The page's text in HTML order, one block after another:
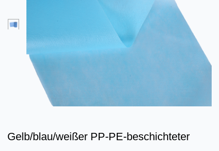
Gelb/blau/weißer PP-PE-beschichteter